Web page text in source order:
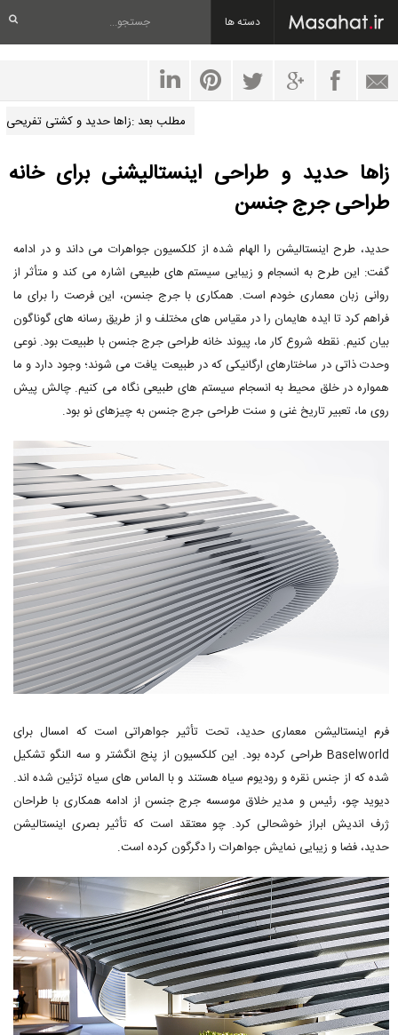
دسته ها
مطلب بعد :زاها حدید و کشتی تفریحی
زاها حدید و طراحی اینستالیشنی برای خانه
طراحی جرج جنسن
حدید، طرح اینستالیشن را الهام شده از کلکسیون جواهرات می داند و در ادامه
گفت: این طرح به انسجام و زیبایی سیستم های طبیعی اشاره می کند و متأثر از
روانی زبان معماری خودم است. همکاری با جرج جنسن، این فرصت را برای ما
فراهم کرد تا ایده هایمان را در مقیاس های مختلف و از طریق رسانه های گوناگون
بیان کنیم. نقطه شروع کار ما، پیوند خانه طراحی جرج جنسن با طبیعت بود. نوعی
وحدت ذاتی در ساختارهای ارگانیکی که در طبیعت یافت می شوند؛ وجود دارد و ما
همواره در خلق محیط به انسجام سیستم های طبیعی نگاه می کنیم. چالش پیش
روی ما، تعبیر تاریخ غنی و سنت طراحی جرج جنسن به چیزهای نو بود.
فرم اینستالیشن معماری حدید، تحت تأثیر جواهراتی است که امسال برای
Baselworld طراحی کرده بود. این کلکسیون از پنج انگشتر و سه النگو تشکیل
شده که از جنس نقره و رودیوم سیاه هستند و با الماس های سیاه تزئین شده اند.
دیوید چو، رئیس و مدیر خلاق موسسه جرج جنسن از ادامه همکاری با طراحان
ژرف اندیش ابراز خوشحالی کرد. چو معتقد است که تأثیر بصری اینستالیشن
حدید، فضا و زیبایی نمایش جواهرات را دگرگون کرده است.